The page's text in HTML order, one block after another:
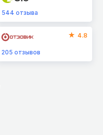
544отзыва
4.8
205отзывов